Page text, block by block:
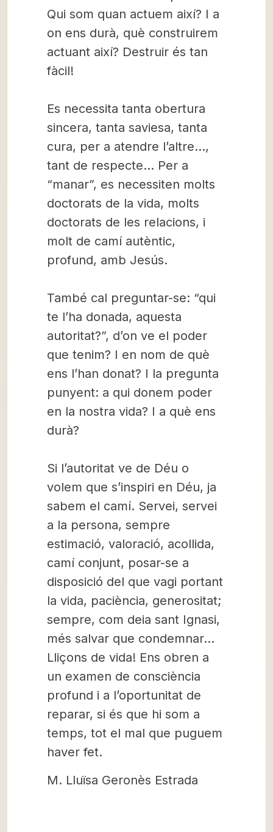
Qui som quan actuem així? I a
on ens durà, què construirem
actuant així? Destruir és tan
fàcil!
Es necessita tanta obertura
sincera, tanta saviesa, tanta
cura, per a atendre l’altre…,
tant de respecte… Per a
“manar”, es necessiten molts
doctorats de la vida, molts
doctorats de les relacions, i
molt de camí autèntic,
profund, amb Jesús.
També cal preguntar-se: “qui
te l’ha donada, aquesta
autoritat?”, d’on ve el poder
que tenim? I en nom de què
ens l’han donat? I la pregunta
punyent: a qui donem poder
en la nostra vida? I a què ens
durà?
Si l’autoritat ve de Déu o
volem que s’inspiri en Déu, ja
sabem el camí. Servei, servei
a la persona, sempre
estimació, valoració, acollida,
camí conjunt, posar-se a
disposició del que vagi portant
la vida, paciència, generositat;
sempre, com deia sant Ignasi,
més salvar que condemnar…
Lliçons de vida! Ens obren a
un examen de consciència
profund i a l’oportunitat de
reparar, si és que hi som a
temps, tot el mal que puguem
haver fet.
M. Lluïsa Geronès Estrada